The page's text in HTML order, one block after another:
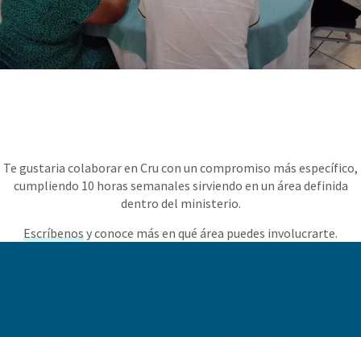
Te gustaria colaborar en Cru con un compromiso más específico,
cumpliendo 10 horas semanales sirviendo en un área definida
dentro del ministerio.
Escríbenosy conoce más en qué área puedes involucrarte.